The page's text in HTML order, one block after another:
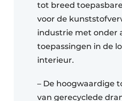
tot breed
voor de
industrie met onder
toepassingen in de
interieur.
– De hoogwaardige
van gerecyclede